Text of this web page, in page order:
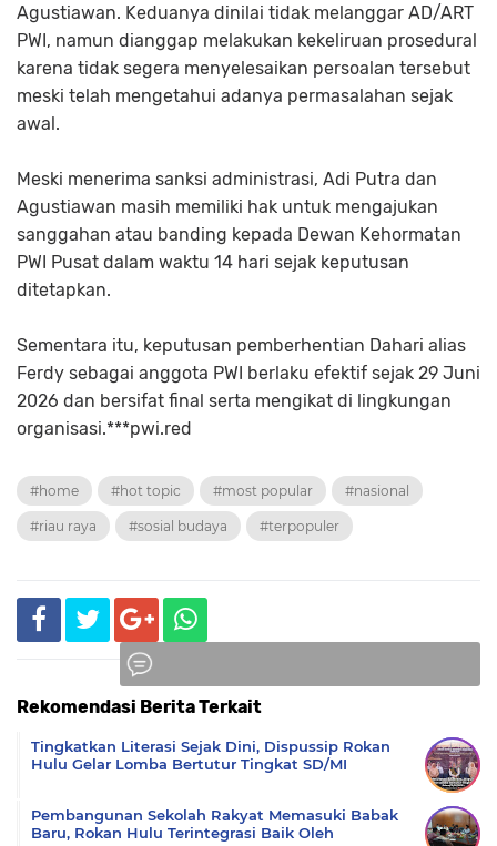
Agustiawan. Keduanya dinilai tidak melanggar AD/ART
PWI, namun dianggap melakukan kekeliruan prosedural
karena tidak segera menyelesaikan persoalan tersebut
meski telah mengetahui adanya permasalahan sejak
awal.
Meski menerima sanksi administrasi, Adi Putra dan
Agustiawan masih memiliki hak untuk mengajukan
sanggahan atau banding kepada Dewan Kehormatan
PWI Pusat dalam waktu 14 hari sejak keputusan
ditetapkan.
Sementara itu, keputusan pemberhentian Dahari alias
Ferdy sebagai anggota PWI berlaku efektif sejak 29 Juni
2026 dan bersifat final serta mengikat di lingkungan
organisasi.***pwi.red
#home #hot topic #most popular #nasional
#riau raya #sosial budaya #terpopuler
Rekomendasi Berita Terkait
Tingkatkan Literasi Sejak Dini, Dispussip Rokan
Hulu Gelar Lomba Bertutur Tingkat SD/MI
Pembangunan Sekolah Rakyat Memasuki Babak
Baru, Rokan Hulu Terintegrasi Baik Oleh